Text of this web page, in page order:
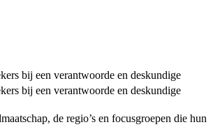
bij een verantwoorde en deskundige
bij een verantwoorde en deskundige
de regio’s en focusgroepen die hun